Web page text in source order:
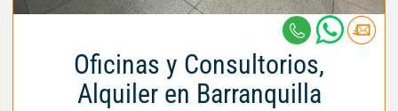
Oficinas y Consultorios,
Alquiler en Barranquilla